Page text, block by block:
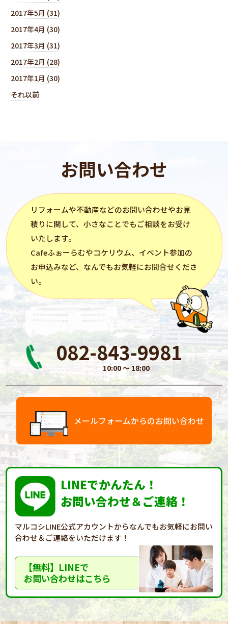
2017年5月 (31)
2017年4月 (30)
2017年3月 (31)
2017年2月 (28)
2017年1月 (30)
それ以前
お問い合わせ
リフォームや不動産などのお問い合わせやお見
積りに関して、小さなことでもご相談をお受け
いたします。
Cafeふぉーらむやコケリウム、イベント参加の
お申込みなど、なんでもお気軽にお問合せくださ
い。
082-843-9981
10:00 〜 18:00
メールフォームからのお問い合わせ
LINEでかんたん！
お問い合わせ＆ご連絡！
マルコシLINE公式アカウントからなんでもお気軽にお問い
合わせ＆ご連絡をいただけます！
【無料】LINEで
お問い合わせはこちら